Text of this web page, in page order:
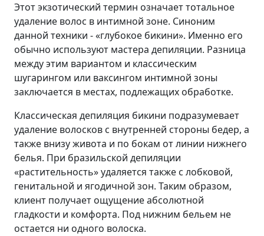
Этот экзотический термин означает тотальное
удаление волос в интимной зоне. Синоним
данной техники - «глубокое бикини». Именно его
обычно используют мастера депиляции. Разница
между этим вариантом и классическим
шугарингом или ваксингом интимной зоны
заключается в местах, подлежащих обработке.
Классическая депиляция бикини подразумевает
удаление волосков с внутренней стороны бедер, а
также внизу живота и по бокам от линии нижнего
белья. При бразильской депиляции
«растительность» удаляется также с лобковой,
генитальной и ягодичной зон. Таким образом,
клиент получает ощущение абсолютной
гладкости и комфорта. Под нижним бельем не
остается ни одного волоска.